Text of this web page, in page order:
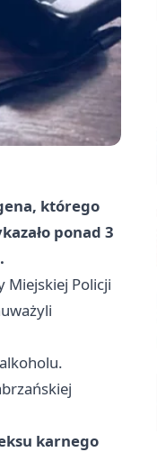
którego
ponad 3
Miejskiej Policji
karnego